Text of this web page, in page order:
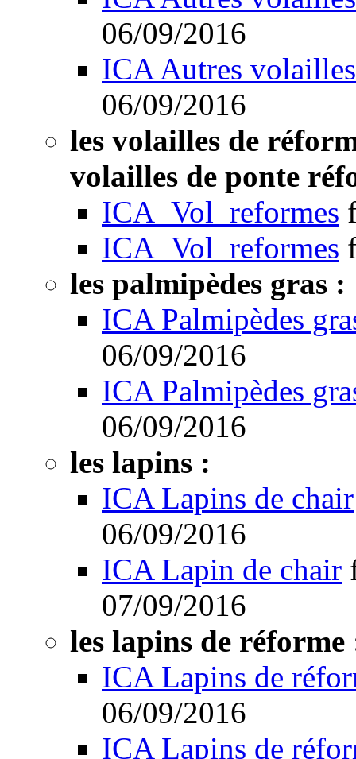
06/09/2016
ICA Autres volailles
06/09/2016
les volailles de
volailles de ponte
ICA_Vol_reformes
ICA_Vol_reformes
les palmipèdes gras :
ICA Palmipèdes
06/09/2016
ICA Palmipèdes
06/09/2016
les lapins :
ICA Lapins de chair
06/09/2016
ICA Lapin de chair
07/09/2016
les lapins de réforme
ICA Lapins de
06/09/2016
ICA Lapins de